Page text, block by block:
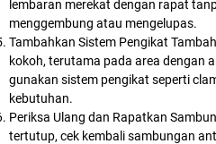
lembaran merekat dengan rapat
menggembung atau mengelupas.
Tambahkan Sistem Pengikat
kokoh, terutama pada area dengan
gunakan sistem pengikat seperti
kebutuhan.
Periksa Ulang dan Rapatkan
tertutup, cek kembali sambungan